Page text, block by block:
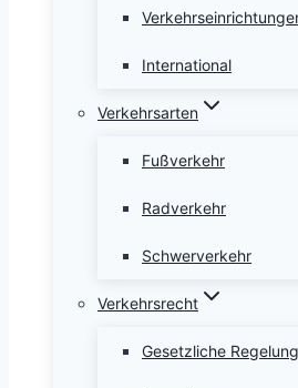
International
Verkehrsarten
Fußverkehr
Radverkehr
Schwerverkehr
Verkehrsrecht
Gesetzliche